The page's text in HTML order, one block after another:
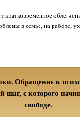
кратковременное
в семье, на работе,
Обращение к
шаг, с которого
свободе.